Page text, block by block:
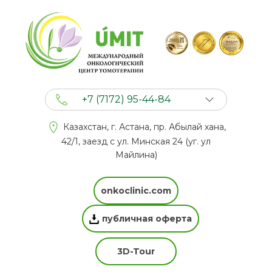
+7 (7172) 95-44-84
+7 (777) 201 44 44
Казахстан, г. Астана, пр. Абылай хана,
42/1, заезд с ул. Минская 24 (уг. ул
Майлина)
onkoclinic.com
публичная оферта
3D-Tour